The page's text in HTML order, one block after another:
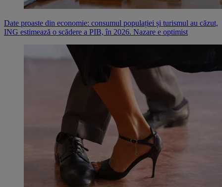
Date proaste din economie: consumul populației și turismul au căzut,
ING estimează o scădere a PIB, în 2026. Nazare e optimist